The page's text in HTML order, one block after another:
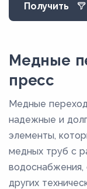
28
53,6
54
64
Получить
Медные
пресс
Медные
надежные и
элементы,
медных труб с
водоснабжения,
других